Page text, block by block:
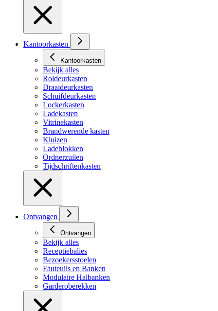
Kantoorkasten
Kantoorkasten
Bekijk alles
Roldeurkasten
Draaideurkasten
Schuifdeurkasten
Lockerkasten
Ladekasten
Vitrinekasten
Brandwerende kasten
Kluizen
Ladeblokken
Ordnerzuilen
Tijdschriftenkasten
Ontvangen
Ontvangen
Bekijk alles
Receptiebalies
Bezoekersstoelen
Fauteuils en Banken
Modulaire Halbanken
Garderoberekken